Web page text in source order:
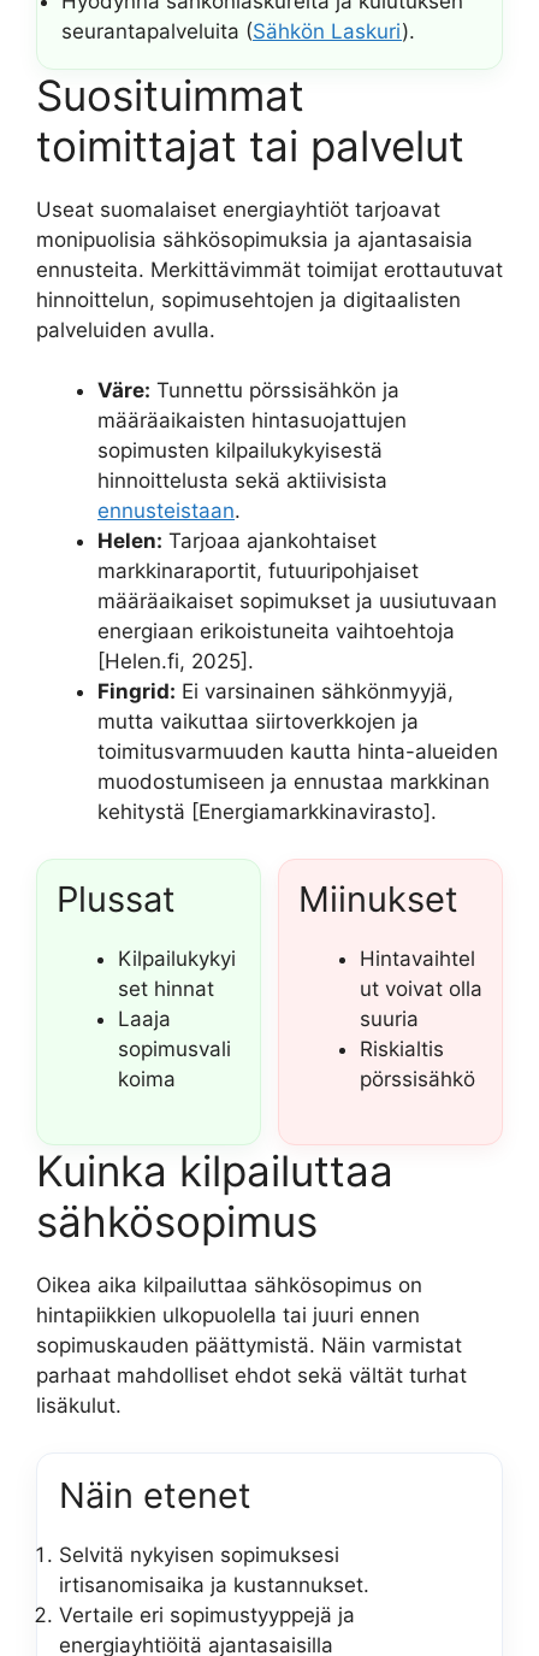
seurantapalveluita (Sähkön Laskuri).
Suosituimmat
toimittajat tai palvelut
Useat suomalaiset energiayhtiöt tarjoavat
monipuolisia sähkösopimuksia ja ajantasaisia
ennusteita. Merkittävimmät toimijat erottautuvat
hinnoittelun, sopimusehtojen ja digitaalisten
palveluiden avulla.
Väre: Tunnettu pörssisähkön ja
määräaikaisten hintasuojattujen
sopimusten kilpailukykyisestä
hinnoittelusta sekä aktiivisista
ennusteistaan.
Helen: Tarjoaa ajankohtaiset
markkinaraportit, futuuripohjaiset
määräaikaiset sopimukset ja uusiutuvaan
energiaan erikoistuneita vaihtoehtoja
[Helen.fi, 2025].
Fingrid: Ei varsinainen sähkönmyyjä,
mutta vaikuttaa siirtoverkkojen ja
toimitusvarmuuden kautta hinta-alueiden
muodostumiseen ja ennustaa markkinan
kehitystä [Energiamarkkinavirasto].
Plussat
Kilpailukykyi
set hinnat
Laaja
sopimusvali
koima
Miinukset
Hintavaihtel
ut voivat olla
suuria
Riskialtis
pörssisähkö
Kuinka kilpailuttaa
sähkösopimus
Oikea aika kilpailuttaa sähkösopimus on
hintapiikkien ulkopuolella tai juuri ennen
sopimuskauden päättymistä. Näin varmistat
parhaat mahdolliset ehdot sekä vältät turhat
lisäkulut.
Näin etenet
Selvitä nykyisen sopimuksesi
irtisanomisaika ja kustannukset.
Vertaile eri sopimustyyppejä ja
energiayhtiöitä ajantasaisilla